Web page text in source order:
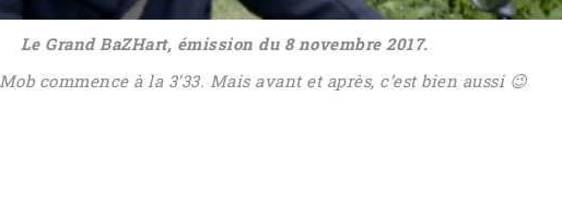
Le Grand BaZHart, émission du 8 novembre 2017.
commence à la 3’33. Mais avant et après, c’est bien aussi 😉